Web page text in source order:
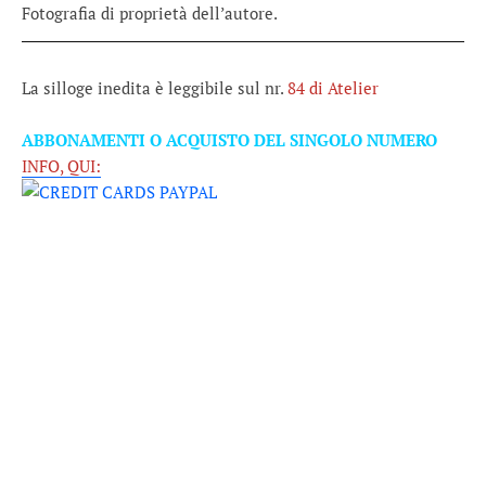
Fotografia di proprietà dell’autore.
La silloge inedita è leggibile sul nr. 84 di Atelier
ABBONAMENTI O ACQUISTO DEL SINGOLO NUMERO
INFO, QUI: